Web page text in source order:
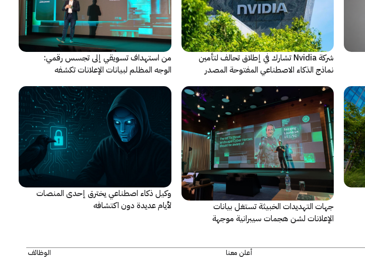
شركة Nvidia تشارك في إطلاق تحالف لتأمين
نماذج الذكاء الاصطناعي المفتوحة المصدر
من استهداف تسويقي إلى تجسس رقمي:
الوجه المظلم لبيانات الإعلانات تكشفه
جهات التهديدات الخبيثة تستغل بيانات
الإعلانات لشن هجمات سيبرانية موجهة
وكيل ذكاء اصطناعي يخترق إحدى المنصات
لأيام عديدة دون اكتشافه
أعلن معنا
الوظائف